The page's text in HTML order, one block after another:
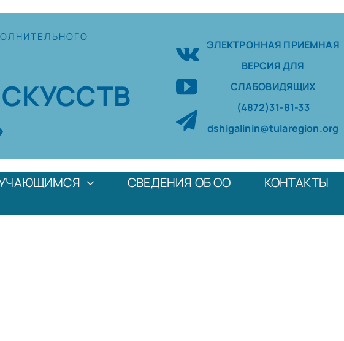
ЭЛЕКТРОННАЯ ПРИЕМНАЯ
ВЕРСИЯ ДЛЯ
СЛАБОВИДЯЩИХ
(4872)31-81-33
dshigalinin@tularegion.org
СВЕДЕНИЯ ОБ ОО
КОНТАКТЫ